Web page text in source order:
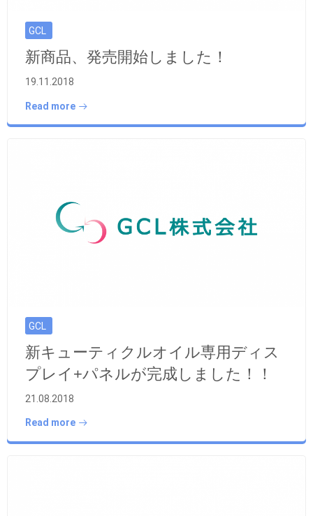
GCL
新商品、発売開始しました！
19.11.2018
Read more
GCL
新キューティクルオイル専用ディス
プレイ+パネルが完成しました！！
21.08.2018
Read more